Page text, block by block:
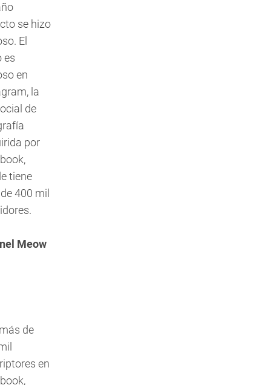
se hizo
El
es
en
la
de
por
tiene
400 mil
Meow
de
en